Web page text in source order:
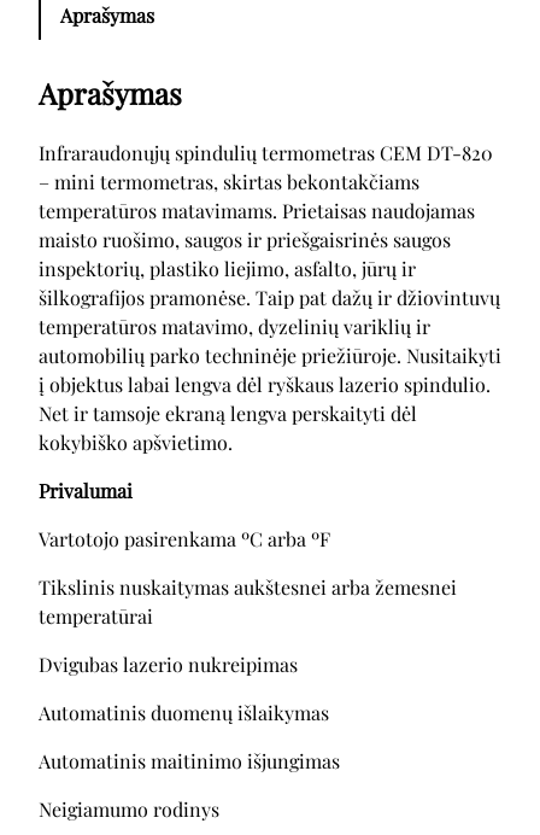
Aprašymas
Aprašymas
Infraraudonųjų spindulių termometras CEM DT-820
– mini termometras, skirtas bekontakčiams
temperatūros matavimams. Prietaisas naudojamas
maisto ruošimo, saugos ir priešgaisrinės saugos
inspektorių, plastiko liejimo, asfalto, jūrų ir
šilkografijos pramonėse. Taip pat dažų ir džiovintuvų
temperatūros matavimo, dyzelinių variklių ir
automobilių parko techninėje priežiūroje. Nusitaikyti
į objektus labai lengva dėl ryškaus lazerio spindulio.
Net ir tamsoje ekraną lengva perskaityti dėl
kokybiško apšvietimo.
Privalumai
Vartotojo pasirenkama ºC arba ºF
Tikslinis nuskaitymas aukštesnei arba žemesnei
temperatūrai
Dvigubas lazerio nukreipimas
Automatinis duomenų išlaikymas
Automatinis maitinimo išjungimas
Neigiamumo rodinys